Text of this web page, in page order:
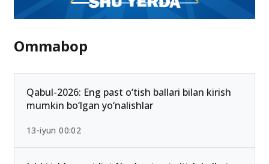
Ommabop
Qabul-2026: Eng past o‘tish ballari bilan kirish
mumkin bo‘lgan yo‘nalishlar